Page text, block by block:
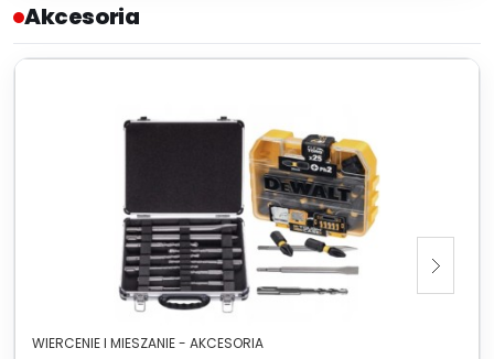
Akcesoria
WIERCENIE I MIESZANIE - AKCESORIA